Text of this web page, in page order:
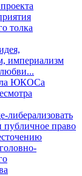
толка
империализм
ЮКОСа
либерализовать
право